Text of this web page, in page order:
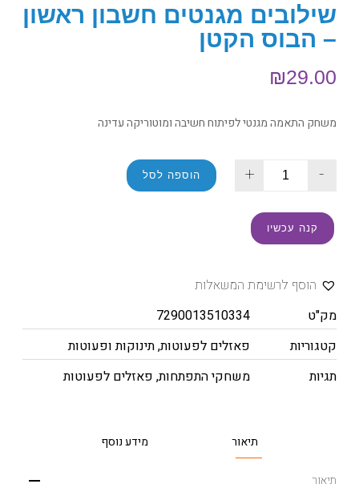
שילובים מגנטים חשבון ראשון
– הבוס הקטן
₪29.00
משחק התאמה מגנטי לפיתוח חשיבה ומוטוריקה עדינה
-
+ הוספה לסל
קנה עכשיו
הוסף לרשימת המשאלות
מק"ט
7290013510334
קטגוריות
פאזלים לפעוטות,תינוקות ופעוטות
תגיות
משחקי התפתחות, פאזלים לפעוטות
תיאור מידע נוסף
תיאור